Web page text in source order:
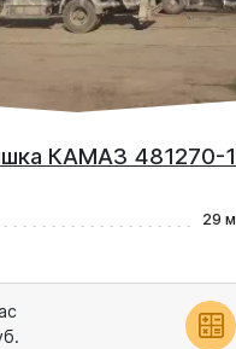
КАМАЗ 481270-1
29 м